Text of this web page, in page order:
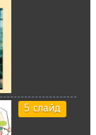
5 слайд